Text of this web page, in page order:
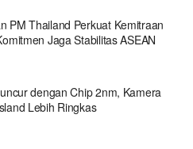
PM Thailand Perkuat Kemitraan
Jaga Stabilitas ASEAN
dengan Chip 2nm, Kamera
Lebih Ringkas